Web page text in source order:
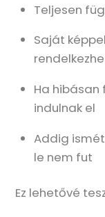
Teljesen
Saját
Ha hibásan
indulnak el
Addig
le nem fut
Ez lehetővé